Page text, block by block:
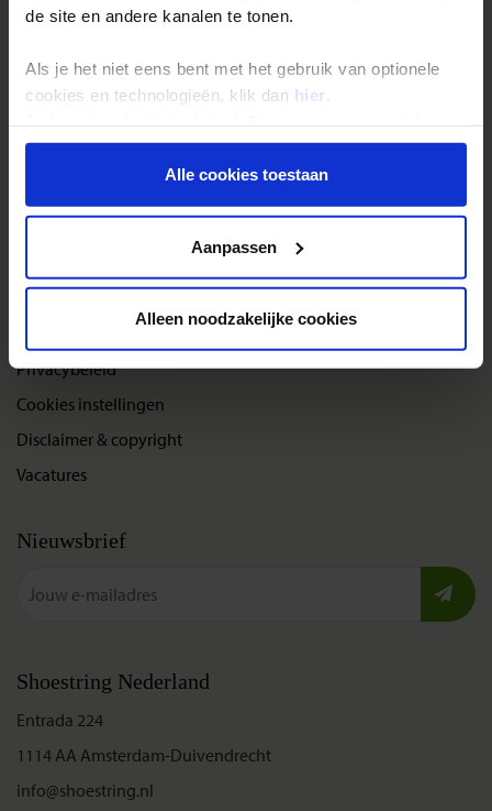
de site en andere kanalen te tonen.
Als je het niet eens bent met het gebruik van optionele
cookies en technologieën, klik dan hier
onder aan de pagina op elk gewenst moment voor de
toekomst wijzigen.Alle cookies toestaan
Aanpassen
Alleen noodzakelijke cookies
Groepsreizen
Festivalreizen
Gegarandeerde reizen
Nieuwe reizen
Over Shoestring
Privacybeleid
Cookies instellingen
Disclaimer & copyright
Vacatures
Nieuwsbrief
Shoestring Nederland
Entrada 224
1114 AA Amsterdam-Duivendrecht
info@shoestring.nl